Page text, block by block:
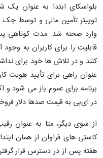
بلواسکای ابتدا به عنوان یک
توییتر تأمین مالی و توسط جک
وارد صحنه شد. مدت کوتاهی
قابلیت را برای کاربران به
کنند و در تلاش ها خود برای
عنوان راهی برای تأیید هویت
برنامه برای عموم باز می شود و
در ای‌بی به قیمت صدها دلار
از سوی دیگر، متا به عنوان
کاستی های فراوان از همان